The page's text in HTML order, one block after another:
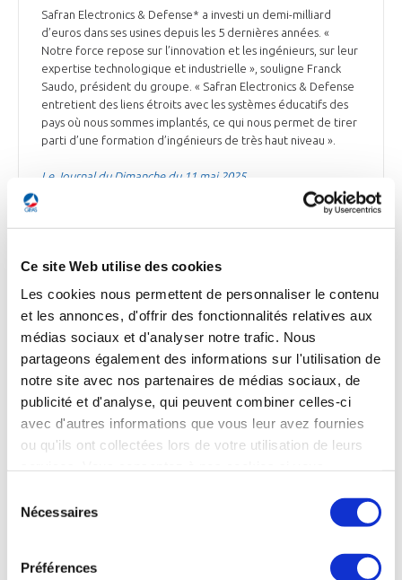
Ce site Web utilise des cookies
Les cookies nous permettent de personnaliser le contenu
et les annonces, d'offrir des fonctionnalités relatives aux
médias sociaux et d'analyser notre trafic. Nous
partageons également des informations sur l'utilisation de
notre site avec nos partenaires de médias sociaux, de
publicité et d'analyse, qui peuvent combiner celles-ci
avec d'autres informations que vous leur avez fournies
ou qu'ils ont collectées lors de votre utilisation de leurs
Nécessaires
Préférences
Safran Electronics & Defense* a investi un demi-milliard
d’euros dans ses usines depuis les 5 dernières années. «
Notre force repose sur l’innovation et les ingénieurs, sur leur
expertise technologique et industrielle », souligne Franck
Saudo, président du groupe. « Safran Electronics & Defense
entretient des liens étroits avec les systèmes éducatifs des
pays où nous sommes implantés, ce qui nous permet de tirer
parti d’une formation d’ingénieurs de très haut niveau ».
Le Journal du Dimanche du 11 mai 2025
DÉFENSE
Drones : des startups françaises au premier
plan
Le conflit ukrainien a mis en exergue le rôle des drones pour
répondre aux nouveaux défis militaires. Les drones du
français Delair sont, par exemple, utilisés par Kiev. Fondée
par Bastien Mancini, cette entreprise a vu son chiffre
son dirigeant. La startup Alta Ares, spécialisée dans l’IA pour
la défense, vient quant à elle de lever 2 M€ auprès des fonds
Expansion et Starburst Ventures.
Les Echos du 12 mai 2025